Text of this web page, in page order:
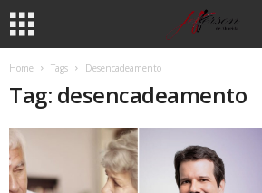
Home Tags Desencadeamento
Tag: desencadeamento